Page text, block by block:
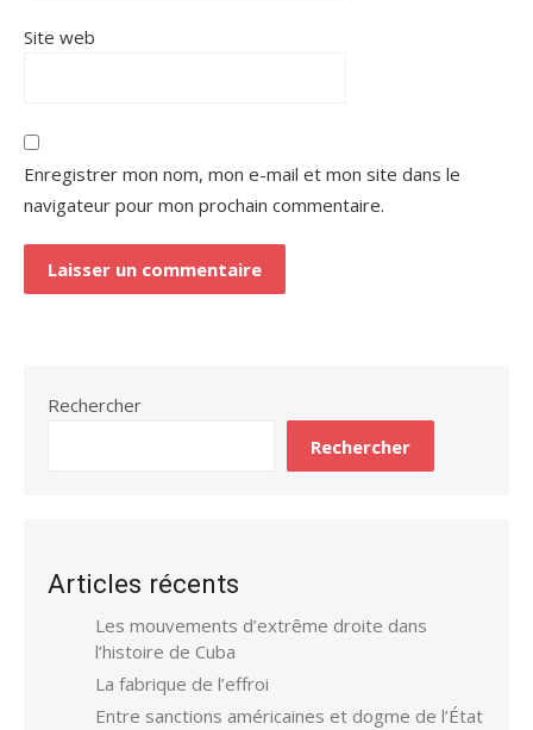
Site web
Enregistrer mon nom, mon e-mail et mon site dans le
navigateur pour mon prochain commentaire.
Rechercher
Rechercher
Articles récents
Les mouvements d’extrême droite dans
l’histoire de Cuba
La fabrique de l’effroi
Entre sanctions américaines et dogme de l’État